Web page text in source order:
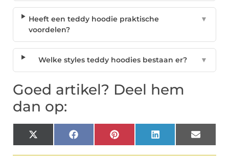
Heeft een teddy hoodie praktische
voordelen?
▼
Welke styles teddy hoodies bestaan er? ▼
Goed artikel? Deel hem
dan op:
X
(Twitter)
Facebook Pinterest LinkedIn Email